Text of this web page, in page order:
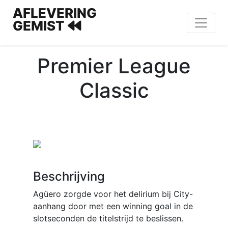
AFLEVERING
GEMIST
Premier League
Classic
Beschrijving
Agüero zorgde voor het delirium bij City-
aanhang door met een winning goal in de
slotseconden de titelstrijd te beslissen.